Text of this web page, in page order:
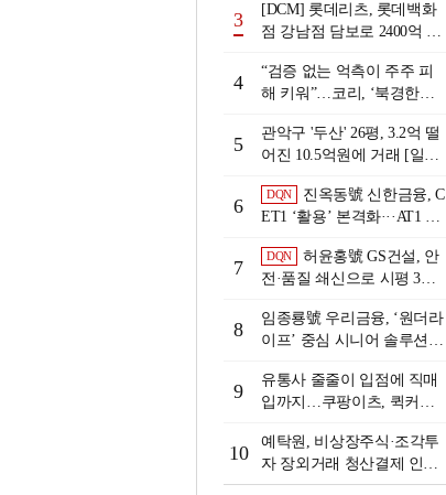
행 금융그룹의 꿈①]
3
[DCM] 롯데리츠, 롯데백화
점 강남점 담보로 2400억 조
4
“검증 없는 억측이 주주 피
해 키워”…코리, ‘북경한미
5
관악구 '두산' 26평, 3.2억 떨
어진 10.5억원에 거래 [일일
6
DQN
진옥동號 신한금융, C
ET1 ‘활용’ 본격화···AT1 늘
view]
7
DQN
허윤홍號 GS건설, 안
전·품질 쇄신으로 시평 3위
8
임종룡號 우리금융, ‘원더라
이프’ 중심 시니어 솔루션
[금융 시니어 비즈니스 돋보
기]
9
유통사 줄줄이 입점에 직매
입까지…쿠팡이츠, 퀵커머
10
예탁원, 비상장주식·조각투
자 장외거래 청산결제 인프
라 구축 착수